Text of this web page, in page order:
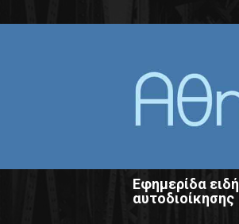
Εφημερίδα
αυτοδιοίκησης